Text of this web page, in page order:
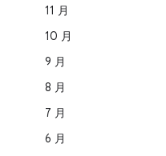
11 月
10 月
9 月
8 月
7 月
6 月